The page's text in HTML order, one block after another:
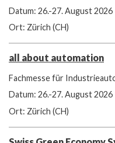
Datum: 26.-27. August 2026
Ort: Zürich (CH)
all about automation
Fachmesse für
Datum: 26.-27. August 2026
Ort: Zürich (CH)